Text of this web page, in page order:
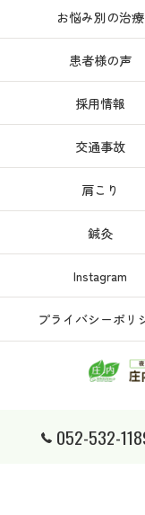
052-532-
お悩み別の治療
患者様の声
採用情報
交通事故
肩こり
鍼灸
Instagram
プライバシーポリ
© 2026 愛知県、名古屋市